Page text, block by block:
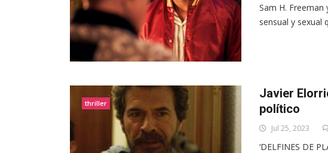
Sam H.
sensual y sexual
thriller
Javier
político
Jul 25, 2023
‘DELFINES DE